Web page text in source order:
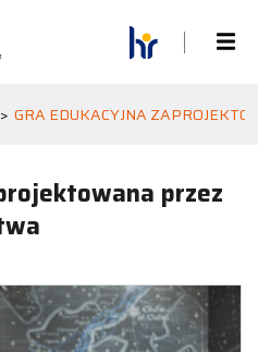
GRA EDUKACYJNA
przez